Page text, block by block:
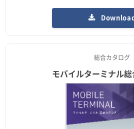
Download
総合カタログ
モバイルターミナル